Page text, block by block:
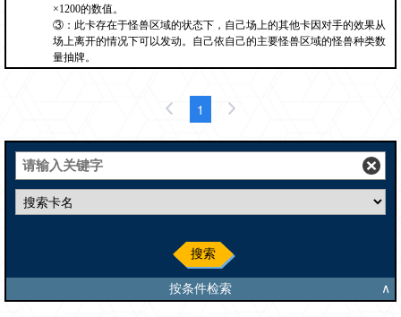
×1200的数值。
③：此卡存在于怪兽区域的状态下，自己场上的其他卡因对手的效果从
场上离开的情况下可以发动。自己依自己的主要怪兽区域的怪兽种类数
量抽牌。
1
搜索
按条件检索 ∧